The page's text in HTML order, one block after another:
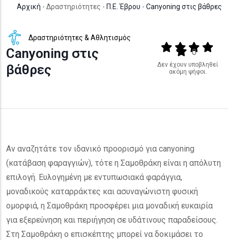
Αρχική - Δραστηριότητες - Π.Ε. Έβρου - Canyoning στις βάθρες
Δραστηριότητες & Αθλητισμός
Canyoning στις
βάθρες
Output format
(star)(star)(star)
(star)
0
Δεν έχουν υποβληθεί
ακόμη ψήφοι.
Αν αναζητάτε τον ιδανικό προορισμό για canyoning
(κατάβαση φαραγγιών), τότε η Σαμοθράκη είναι η απόλυτη
επιλογή. Ευλογημένη με εντυπωσιακά φαράγγια,
μοναδικούς καταρράκτες και ασυναγώνιστη φυσική
ομορφιά, η Σαμοθράκη προσφέρει μια μοναδική ευκαιρία
για εξερεύνηση και περιήγηση σε υδάτινους παραδείσους.
Στη Σαμοθράκη ο επισκέπτης μπορεί να δοκιμάσει το